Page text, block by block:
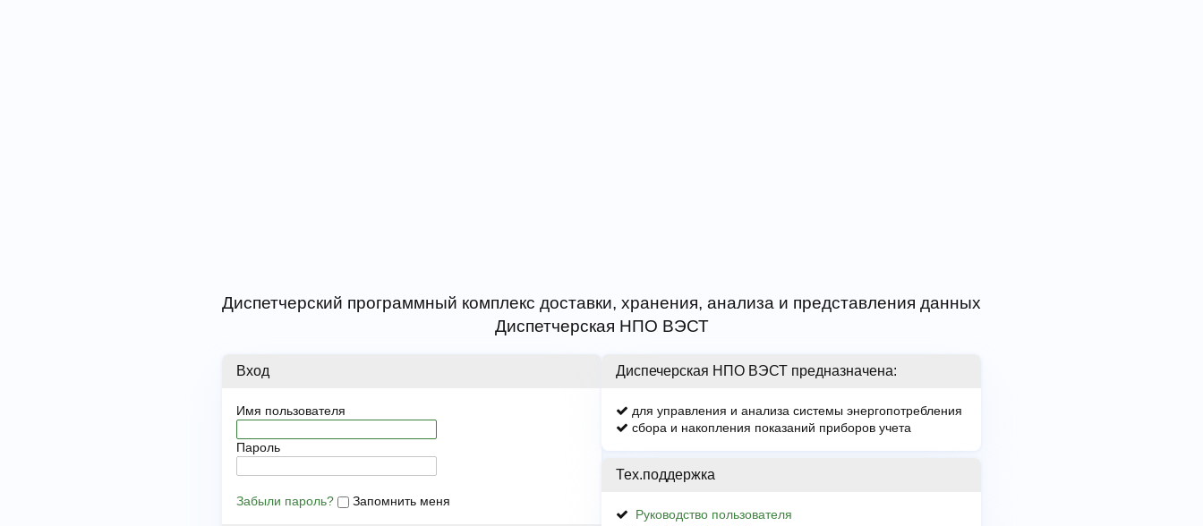
Диспетчерский программный комплекс доставки, хранения, анализа и представления данных
Диспетчерская НПО ВЭСТ
Вход
Имя пользователя
Пароль
Забыли пароль? Запомнить меня
Диспечерская НПО ВЭСТ предназначена:
для управления и анализа системы энергопотребления
сбора и накопления показаний приборов учета
Тех.поддержка
Руководство пользователя